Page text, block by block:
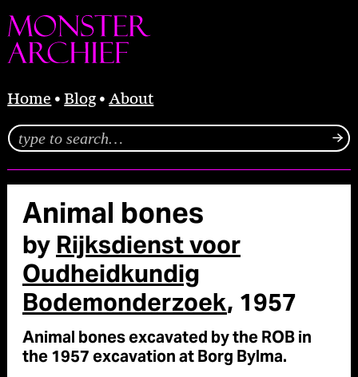
Home Blog About
Animal bones
byRijksdienst voor
Oudheidkundig
Bodemonderzoek, 1957
Animal bones excavated by the ROB in
the 1957 excavation at Borg Bylma.